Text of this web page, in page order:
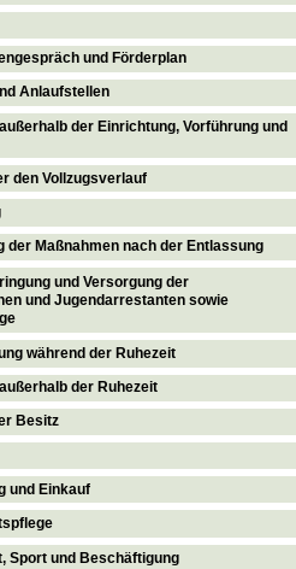
und Förderplan
Anlaufstellen
der Einrichtung, Vorführung und
den Vollzugsverlauf
der Maßnahmen nach der Entlassung
und Versorgung der
und Jugendarrestanten sowie
während der Ruhezeit
der Ruhezeit
Besitz
und Einkauf
Sport und Beschäftigung